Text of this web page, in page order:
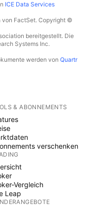
ICE Data Services
von FactSet. Copyright ©
bereitgestellt. Die
Systems Inc.
werden von Quartr
& ABONNEMENTS
verschenken
Vergleich
Leap